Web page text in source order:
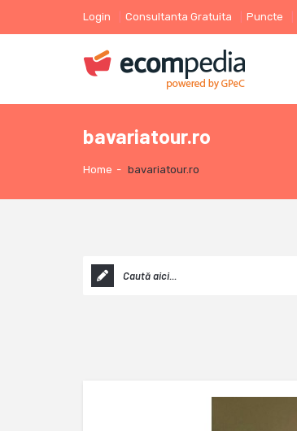
Login Consultanta Gratuita Puncte
bavariatour.ro
Home - bavariatour.ro